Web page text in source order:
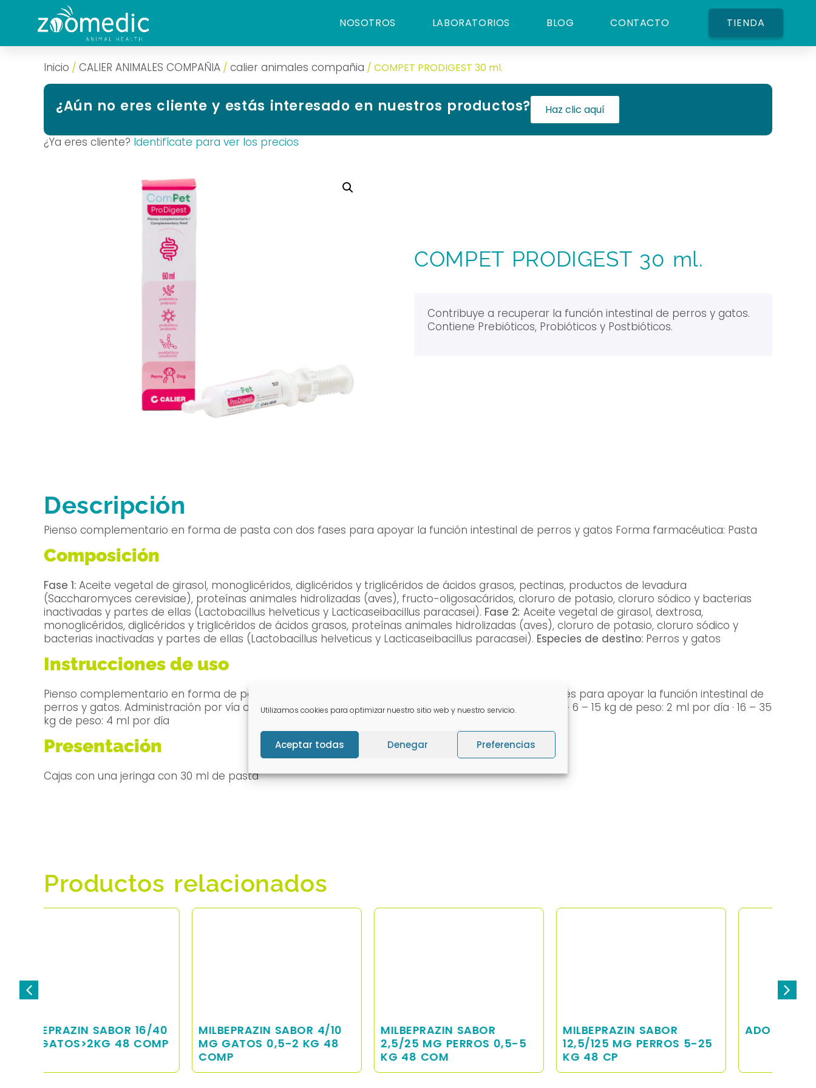
Utilizamos cookies para optimizar nuestro sitio web y nuestro servicio.
Aceptar todas Denegar Preferencias
NOSOTROS LABORATORIOS BLOG CONTACTO TIENDA
Inicio / CALIER ANIMALES COMPAÑIA / calier animales compañia / COMPET PRODIGEST 30 ml.
¿Aún no eres cliente y estás interesado en nuestros productos? Haz clic aquí
¿Ya eres cliente? Identifícate para ver los precios
COMPET PRODIGEST 30 ml.
Contribuye a recuperar la función intestinal de perros y gatos.
Contiene Prebióticos, Probióticos y Postbióticos.
Descripción
Pienso complementario en forma de pasta con dos fases para apoyar la función intestinal de perros y gatos Forma farmacéutica: Pasta
Composición
Fase 1: Aceite vegetal de girasol, monoglicéridos, diglicéridos y triglicéridos de ácidos grasos, pectinas, productos de levadura
(Saccharomyces cerevisiae), proteínas animales hidrolizadas (aves), fructo-oligosacáridos, cloruro de potasio, cloruro sódico y bacterias
inactivadas y partes de ellas (Lactobacillus helveticus y Lacticaseibacillus paracasei). Fase 2: Aceite vegetal de girasol, dextrosa,
monoglicéridos, diglicéridos y triglicéridos de ácidos grasos, proteínas animales hidrolizadas (aves), cloruro de potasio, cloruro sódico y
bacterias inactivadas y partes de ellas (Lactobacillus helveticus y Lacticaseibacillus paracasei). Especies de destino: Perros y gatos
Instrucciones de uso
Pienso complementario en forma de pasta presentado en una jeringa de 30 ml o 60 ml con dos fases para apoyar la función intestinal de
perros y gatos. Administración por vía oral.Dosificación:Perros y gatos de: · <5 kg de peso: 1 ml al día · 6 – 15 kg de peso: 2 ml por día · 16 – 35
kg de peso: 4 ml por día
Presentación
Cajas con una jeringa con 30 ml de pasta
Productos relacionados
MILBEPRAZIN SABOR 4/10
MG GATOS 0,5-2 KG 48
MILBEPRAZIN SABOR
2,5/25 MG PERROS 0,5-5
MILBEPRAZIN SABOR
12,5/125 MG PERROS 5-25
KG 48 CP
ADO QUATRO S 60ML.